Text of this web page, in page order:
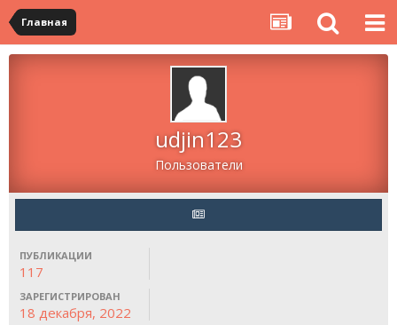
Главная
udjin123
Пользователи
ПУБЛИКАЦИИ
117
ЗАРЕГИСТРИРОВАН
18 декабря, 2022